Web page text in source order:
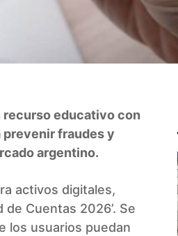
recurso educativo con
fraudes y
argentino.
activos digitales,
Cuentas 2026’. Se
los usuarios puedan